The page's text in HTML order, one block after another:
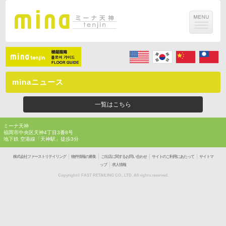
minaニュース
一覧はこちら
ミーナ天神
福岡市中央区天神4丁目3番8号
地下鉄 空港線「天神駅」徒歩3分
株式会社ファーストリテイリング｜ 物件情報の募集｜ ご出店に関するお問い合わせ｜ サイトのご利用にあたって｜
サイトマ
ップ｜ 求人情報
Copyright© FAST RETAILING CO., LTD. All rights reserved.